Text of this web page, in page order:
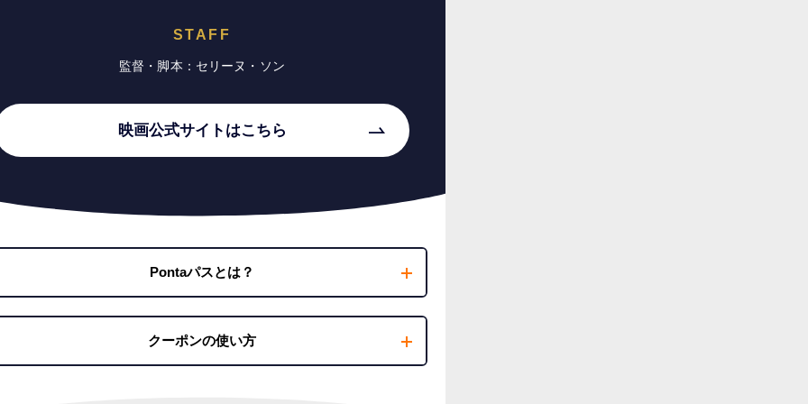
STAFF
監督・脚本：セリーヌ・ソン
映画公式サイトはこちら
Pontaパスとは？
クーポンの使い方